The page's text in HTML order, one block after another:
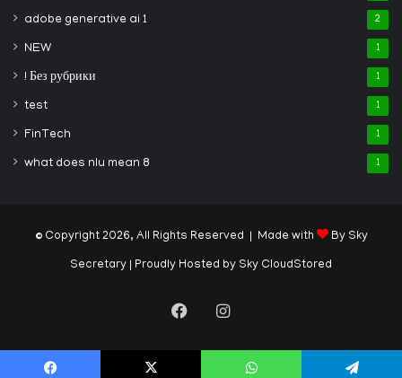
adobe generative ai 1 2
NEW 1
! Без рубрики 1
test 1
FinTech 1
what does nlu mean 8 1
© Copyright 2026, All Rights Reserved | Made with By Sky
Secretary | Proudly Hosted by Sky CloudStored
FacebookInstagram